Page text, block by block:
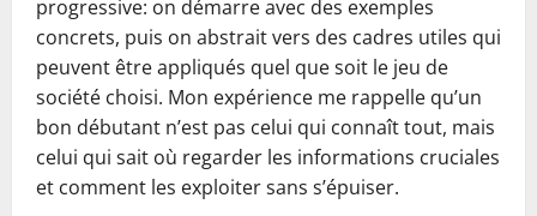
progressive: on démarre avec des exemples
concrets, puis on abstrait vers des cadres utiles qui
peuvent être appliqués quel que soit le jeu de
société choisi. Mon expérience me rappelle qu’un
bon débutant n’est pas celui qui connaît tout, mais
celui qui sait où regarder les informations cruciales
et comment les exploiter sans s’épuiser.